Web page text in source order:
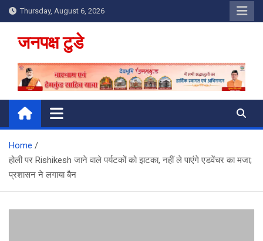
Skip
to
content
Thursday, August 6, 2026
जनपक्ष टुडे
Home
होली पर Rishikesh जाने वाले पर्यटकों को झटका, नहीं ले पाएंगे एडवेंचर का मजा;
प्रशासन ने लगाया बैन